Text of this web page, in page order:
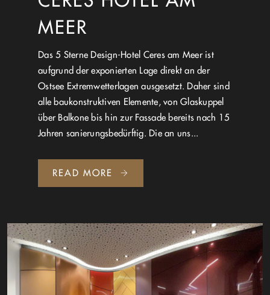
MEER
Das 5 Sterne Design-Hotel Ceres am Meer ist
aufgrund der exponierten Lage direkt an der
Ostsee Extremwetterlagen ausgesetzt. Daher sind
alle baukonstruktiven Elemente, von Glaskuppel
über Balkone bis hin zur Fassade bereits nach 15
Jahren sanierungsbedürftig. Die an uns...
READ MORE